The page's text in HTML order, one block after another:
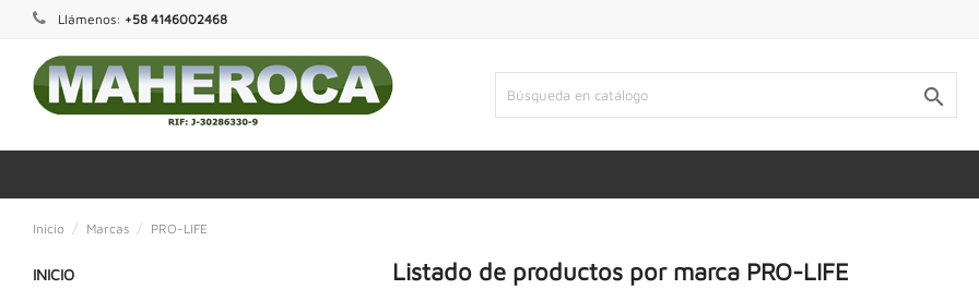
Llámenos: +58 4146002468

Inicio Marcas PRO-LIFE
INICIO Listado de productos por marca PRO-LIFE